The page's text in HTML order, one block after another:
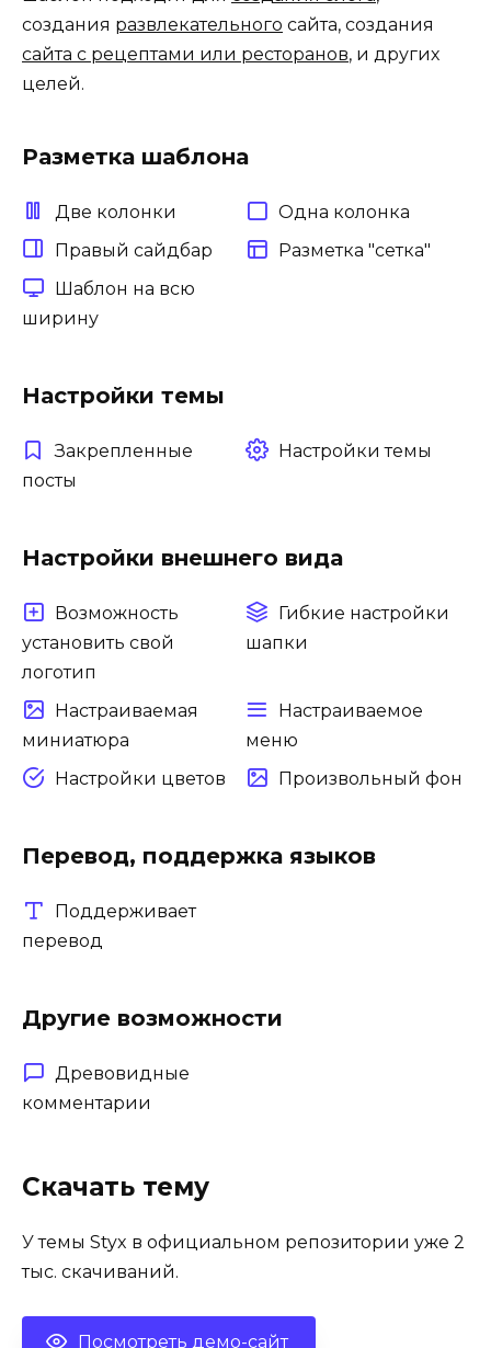
создания развлекательного сайта, создания
сайта с рецептами или ресторанов, и других
целей.
Разметка шаблона
Две колонки
Одна колонка
Правый сайдбар
Разметка "сетка"
Шаблон на всю
ширину
Настройки темы
Закрепленные
посты
Настройки темы
Настройки внешнего вида
Возможность
установить свой
логотип
Гибкие настройки
шапки
Настраиваемая
миниатюра
Настраиваемое
меню
Настройки цветов
Произвольный фон
Перевод, поддержка языков
Поддерживает
перевод
Другие возможности
Древовидные
комментарии
Скачать тему
У темы Styx в официальном репозитории уже 2
тыс. скачиваний.
Посмотреть демо-сайт